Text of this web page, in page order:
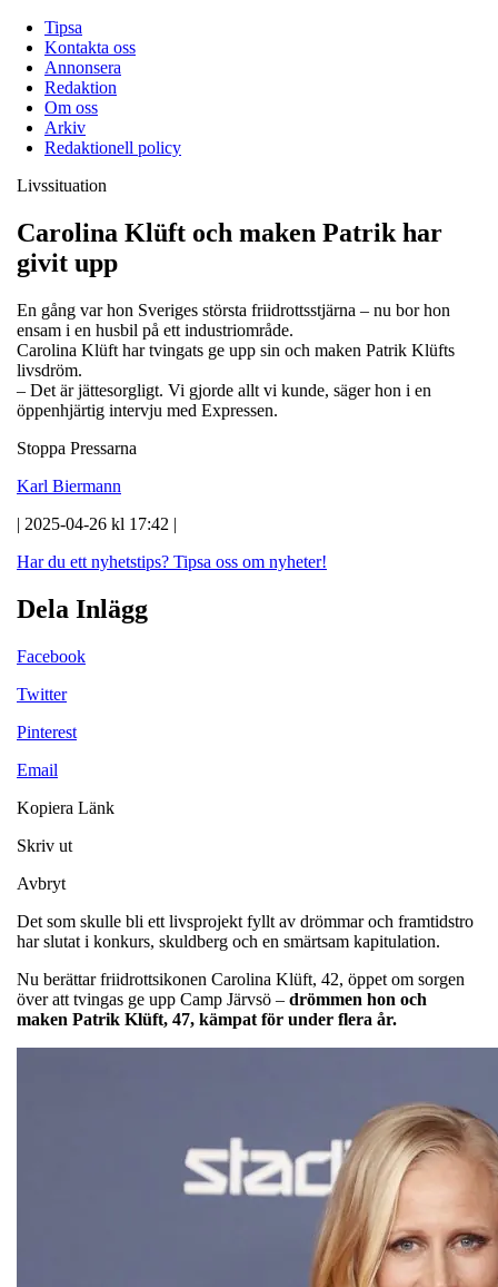
Tipsa
Kontakta oss
Annonsera
Redaktion
Om oss
Arkiv
Redaktionell policy
Livssituation
Carolina Klüft och maken Patrik har
givit upp
En gång var hon Sveriges största friidrottsstjärna – nu bor hon
ensam i en husbil på ett industriområde.
Carolina Klüft har tvingats ge upp sin och maken Patrik Klüfts
livsdröm.
– Det är jättesorgligt. Vi gjorde allt vi kunde, säger hon i en
öppenhjärtig intervju med Expressen.
Stoppa Pressarna
Karl Biermann
| 2025-04-26 kl 17:42 |
Har du ett nyhetstips? Tipsa oss om nyheter!
Dela Inlägg
Facebook
Twitter
Pinterest
Email
Kopiera Länk
Skriv ut
Avbryt
Det som skulle bli ett livsprojekt fyllt av drömmar och framtidstro
har slutat i konkurs, skuldberg och en smärtsam kapitulation.
Nu berättar friidrottsikonen Carolina Klüft, 42, öppet om sorgen
över att tvingas ge upp Camp Järvsö – drömmen hon och
maken Patrik Klüft, 47, kämpat för under flera år.